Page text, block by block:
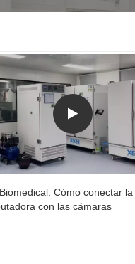
Cómo conectar la
con las cámaras